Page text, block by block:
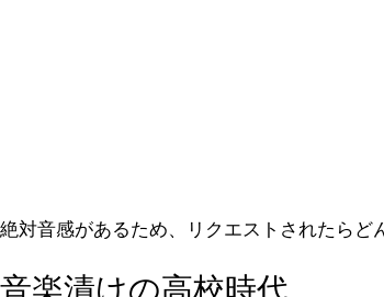
絶対音感があるため、リクエストされたらど
音楽漬けの高校時代